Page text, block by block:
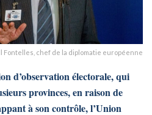
Fontelles, chef de la diplomatie européenne
d’observation électorale, qui
provinces, en raison de
à son contrôle, l’Union